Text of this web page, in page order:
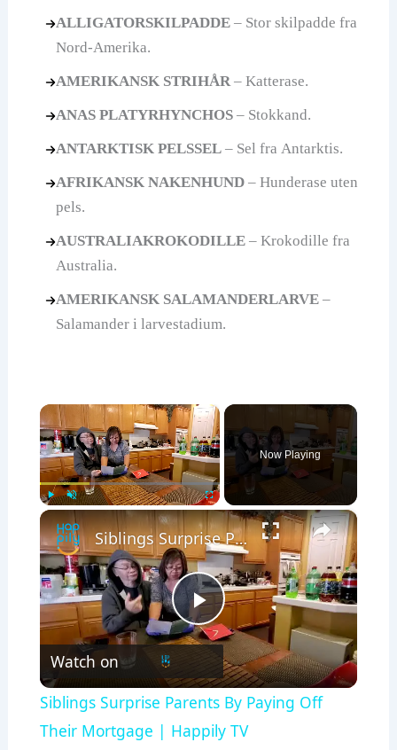
ALLIGATORSKILPADDE – Stor skilpadde fra
Nord-Amerika.
AMERIKANSK STRIHÅR – Katterase.
ANAS PLATYRHYNCHOS – Stokkand.
ANTARKTISK PELSSEL – Sel fra Antarktis.
AFRIKANSK NAKENHUND – Hunderase uten
pels.
AUSTRALIAKROKODILLE – Krokodille fra
Australia.
AMERIKANSK SALAMANDERLARVE –
Salamander i larvestadium.
×
Unmute Fullscreen
Now Playing
×
P
l
a
Siblings Surprise Parents By Paying Off Their Mortgage | Happily TV
Watch on
Siblings Surprise Parents By Paying Off
Their Mortgage | Happily TV